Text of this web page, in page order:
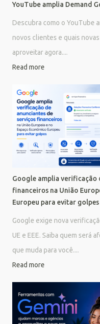
YouTube amplia Demand
Descubra como o YouTube
novos clientes e quais
aproveitar agora....
Read more
Google amplia verificação
financeiros na União
Europeu para evitar golpes
Google exige nova
UE e EEE. Saiba quem será
que muda para você....
Read more